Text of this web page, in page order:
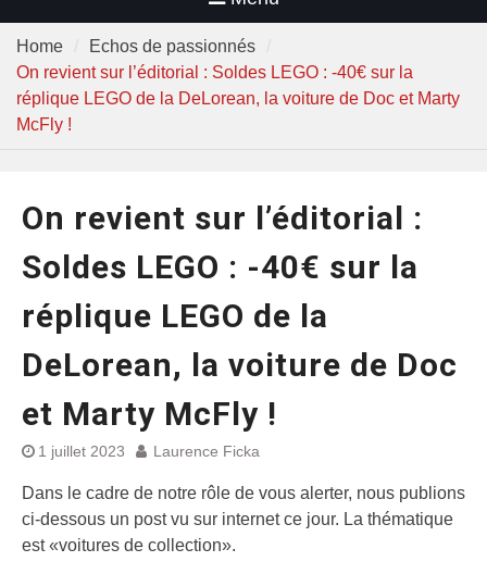
Home
Echos de passionnés
On revient sur l’éditorial : Soldes LEGO : -40€ sur la
réplique LEGO de la DeLorean, la voiture de Doc et Marty
McFly !
On revient sur l’éditorial :
Soldes LEGO : -40€ sur la
réplique LEGO de la
DeLorean, la voiture de Doc
et Marty McFly !
1 juillet 2023 Laurence Ficka
Dans le cadre de notre rôle de vous alerter, nous publions
ci-dessous un post vu sur internet ce jour. La thématique
est «voitures de collection».